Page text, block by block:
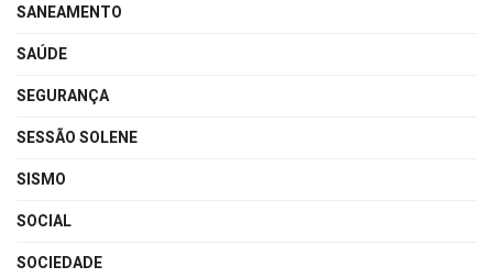
SANEAMENTO
SAÚDE
SEGURANÇA
SESSÃO SOLENE
SISMO
SOCIAL
SOCIEDADE